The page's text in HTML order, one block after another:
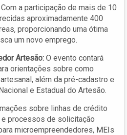
Com a participação de mais de 10
aproximadamente 400
proporcionando uma ótima
um novo emprego.
Artesão: O evento contará
orientações sobre como
além da pré-cadastro e
e Estadual do Artesão.
sobre linhas de crédito
processos de solicitação
microempreendedores, MEIs